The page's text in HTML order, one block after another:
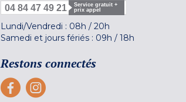
04 84 47 49 21
Service gratuit +
prix appel
Lundi/Vendredi : 08h / 20h
Samedi et jours fériés : 09h / 18h
Restons connectés